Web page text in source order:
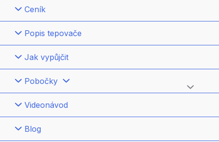
Ceník
Popis tepovače
Jak vypůjčit
Pobočky
Přepínač
Videonávod
Blog